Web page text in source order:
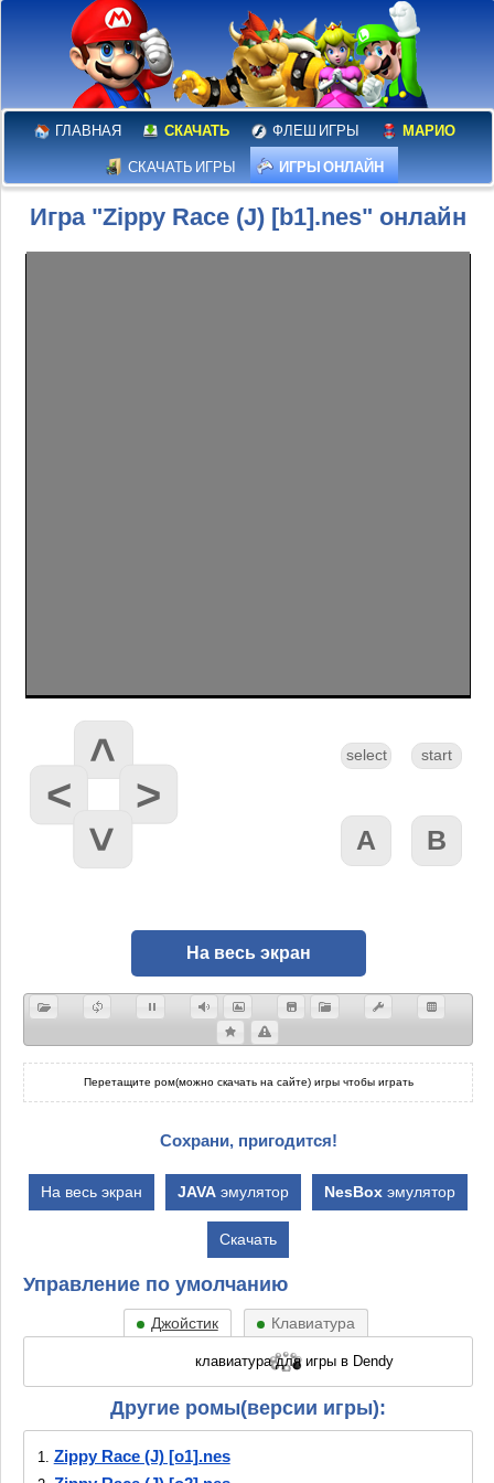
ГЛАВНАЯ СКАЧАТЬ ФЛЕШ ИГРЫ МАРИО
СКАЧАТЬ ИГРЫ ИГРЫ ОНЛАЙН
Игра "Zippy Race (J) [b1].nes" онлайн
На весь экран
Перетащите ром(можно скачать на сайте) игры чтобы играть
Сохрани, пригодится!
На весь экран JAVA эмулятор NesBox эмулятор
Скачать
Управление по умолчанию
Джойстик Клавиатура
Другие ромы(версии игры):
1. Zippy Race (J) [o1].nes